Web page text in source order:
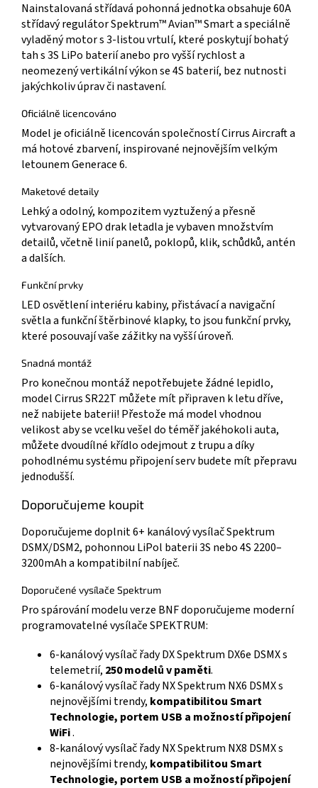
Nainstalovaná střídavá pohonná jednotka obsahuje 60A
střídavý regulátor Spektrum™ Avian™ Smart a speciálně
vyladěný motor s 3-listou vrtulí, které poskytují bohatý
tah s 3S LiPo baterií anebo pro vyšší rychlost a
neomezený vertikální výkon se 4S baterií, bez nutnosti
jakýchkoliv úprav či nastavení.
Oficiálně licencováno
Model je oficiálně licencován společností Cirrus Aircraft a
má hotové zbarvení, inspirované nejnovějším velkým
letounem Generace 6.
Maketové detaily
Lehký a odolný, kompozitem vyztužený a přesně
vytvarovaný EPO drak letadla je vybaven množstvím
detailů, včetně linií panelů, poklopů, klik, schůdků, antén
a dalších.
Funkční prvky
LED osvětlení interiéru kabiny, přistávací a navigační
světla a funkční štěrbinové klapky, to jsou funkční prvky,
které posouvají vaše zážitky na vyšší úroveň.
Snadná montáž
Pro konečnou montáž nepotřebujete žádné lepidlo,
model Cirrus SR22T můžete mít připraven k letu dříve,
než nabijete baterii! Přestože má model vhodnou
velikost aby se vcelku vešel do téměř jakéhokoli auta,
můžete dvoudílné křídlo odejmout z trupu a díky
pohodlnému systému připojení serv budete mít přepravu
jednodušší.
Doporučujeme koupit
Doporučujeme doplnit 6+ kanálový vysílač Spektrum
DSMX/DSM2, pohonnou LiPol baterii 3S nebo 4S 2200–
3200mAh a kompatibilní nabíječ.
Doporučené vysílače Spektrum
Pro spárování modelu verze BNF doporučujeme moderní
programovatelné vysílače SPEKTRUM:
6-kanálový vysílač řady DX Spektrum DX6e DSMX s
telemetrií, 250 modelů v paměti.
6-kanálový vysílač řady NX Spektrum NX6 DSMX s
nejnovějšími trendy, kompatibilitou Smart
Technologie, portem USB a možností připojení
WiFi.
8-kanálový vysílač řady NX Spektrum NX8 DSMX s
nejnovějšími trendy, kompatibilitou Smart
Technologie, portem USB a možností připojení